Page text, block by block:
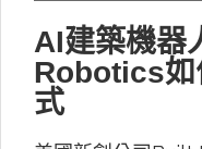
AI建築機器
Robotics如
式